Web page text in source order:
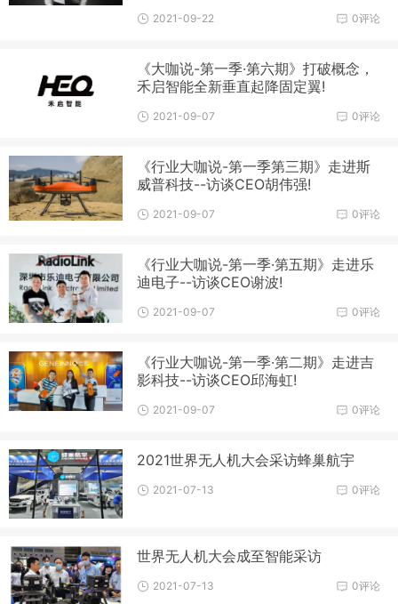
0评论
2021-09-22
《大咖说-第一季·第六期》打破概念，
禾启智能全新垂直起降固定翼!
0评论
2021-09-07
《行业大咖说-第一季第三期》走进斯
威普科技--访谈CEO胡伟强!
0评论
2021-09-07
《行业大咖说-第一季·第五期》走进乐
迪电子--访谈CEO谢波!
0评论
2021-09-07
《行业大咖说-第一季·第二期》走进吉
影科技--访谈CEO邱海虹!
0评论
2021-09-07
2021世界无人机大会采访蜂巢航宇
0评论
2021-07-13
世界无人机大会成至智能采访
0评论
2021-07-13